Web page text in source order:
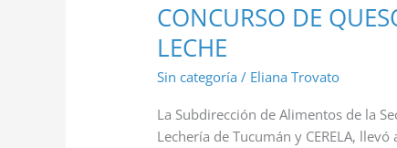
CONCURSO DE
LECHE
Sin categoría / Eliana Trovato
La Subdirección de Alimentos de la
Lechería de Tucumán y CERELA,